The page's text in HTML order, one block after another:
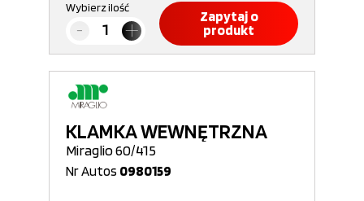
Wybierz ilość
Zapytaj o
produkt
KLAMKA WEWNĘTRZNA
Miraglio 60/415
Nr Autos 0980159